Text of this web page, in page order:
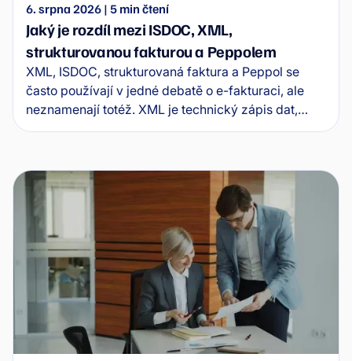
6. srpna 2026 | 5 min čtení
Jaký je rozdíl mezi ISDOC, XML,
strukturovanou fakturou a Peppolem
XML, ISDOC, strukturovaná faktura a Peppol se
často používají v jedné debatě o e-fakturaci, ale
neznamenají totéž. XML je technický zápis dat,
ISDOC je konkrétní formát elektronické faktury,
čitelnými daty a Peppol je síť pro jejich bezpečnou
výměnu mezi systémy.